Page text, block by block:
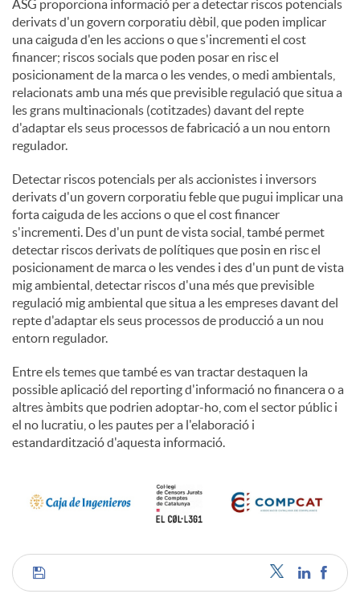
ASG proporciona informació per a detectar riscos potencials
derivats d'un govern corporatiu dèbil, que poden implicar
una caiguda d'en les accions o que s'incrementi el cost
financer; riscos socials que poden posar en risc el
posicionament de la marca o les vendes, o medi ambientals,
relacionats amb una més que previsible regulació que situa a
les grans multinacionals (cotitzades) davant del repte
d'adaptar els seus processos de fabricació a un nou entorn
regulador.
Detectar riscos potencials per als accionistes i inversors
derivats d'un govern corporatiu feble que pugui implicar una
forta caiguda de les accions o que el cost financer
s'incrementi. Des d'un punt de vista social, també permet
detectar riscos derivats de polítiques que posin en risc el
posicionament de marca o les vendes i des d'un punt de vista
mig ambiental, detectar riscos d'una més que previsible
regulació mig ambiental que situa a les empreses davant del
repte d'adaptar els seus processos de producció a un nou
entorn regulador.
Entre els temes que també es van tractar destaquen la
possible aplicació del reporting d'informació no financera o a
altres àmbits que podrien adoptar-ho, com el sector públic i
el no lucratiu, o les pautes per a l'elaboració i
estandardització d'aquesta informació.
C